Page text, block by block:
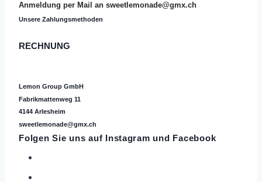
Anmeldung per Mail an sweetlemonade@gmx.ch
Unsere Zahlungsmethoden
RECHNUNG
Lemon Group GmbH
Fabrikmattenweg 11
4144 Arlesheim
sweetlemonade@gmx.ch
Folgen Sie uns auf Instagram und Facebook